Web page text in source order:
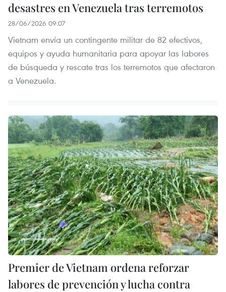
desastres en Venezuela tras terremotos
28/06/2026 09:07
Vietnam envía un contingente militar de 82 efectivos,
equipos y ayuda humanitaria para apoyar las labores
de búsqueda y rescate tras los terremotos que afectaron
a Venezuela.
Premier de Vietnam ordena reforzar
labores de prevención y lucha contra